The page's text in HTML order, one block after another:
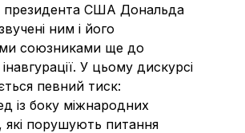
президента США Дональда
ним і його
союзниками ще до
У цьому дискурсі
певний тиск:
із боку міжнародних
які порушують питання